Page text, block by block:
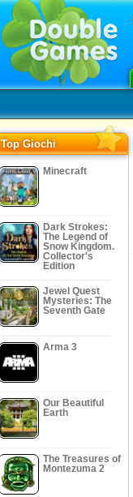
Top Giochi
Minecraft
Dark Strokes:
The Legend of
Snow Kingdom.
Collector's
Edition
Jewel Quest
Mysteries: The
Seventh Gate
Arma 3
Our Beautiful
Earth
The Treasures of
Montezuma 2